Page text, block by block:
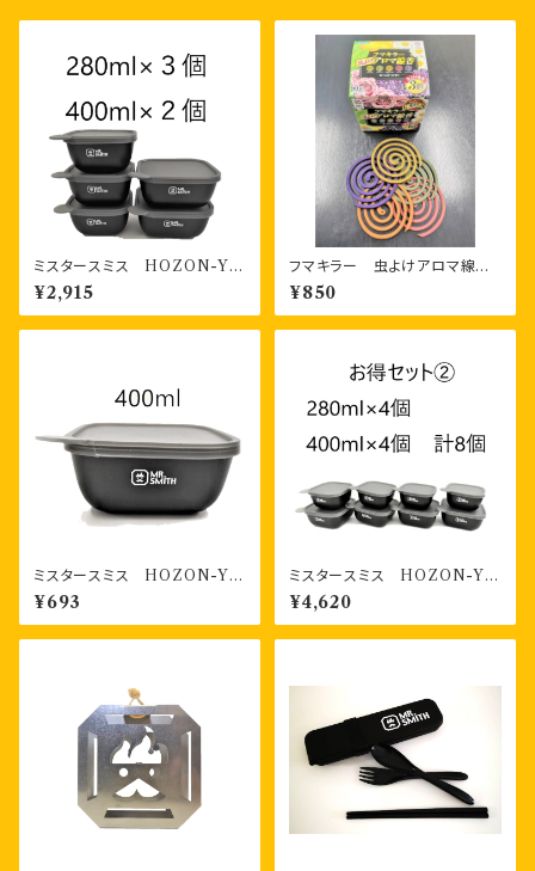
ミスタースミス HOZON-YO
KI 書き込める保存容器 28
0ml３個・400ml2個 計５個
ファミリーセット
¥2,915
フマキラー 虫よけアロマ線香5
0巻函入 5色パック〔蚊取り線
香〕
¥850
ミスタースミス HOZON-YO
KI 書き込める保存容器 40
0ml
¥693
ミスタースミス HOZON-YO
KI 書き込める保存容器 28
0ml4個・400ml４個 計８個
お得セット②
¥4,620